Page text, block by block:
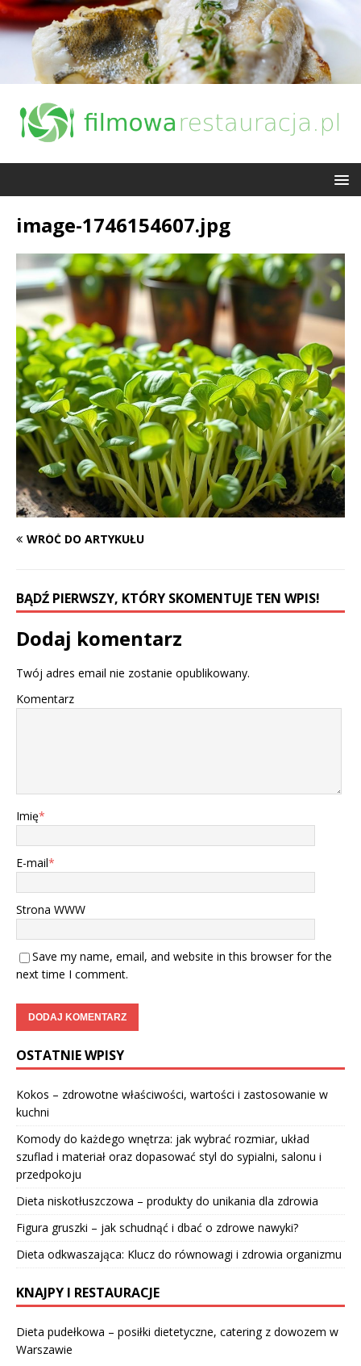
image-1746154607.jpg
WRÓĆ DO ARTYKUŁU
BĄDŹ PIERWSZY, KTÓRY SKOMENTUJE TEN WPIS!
Dodaj komentarz
Twój adres email nie zostanie opublikowany.
Komentarz
Imię*
E-mail*
Strona WWW
Save my name, email, and website in this browser for the
next time I comment.
OSTATNIE WPISY
Kokos – zdrowotne właściwości, wartości i zastosowanie w
kuchni
Komody do każdego wnętrza: jak wybrać rozmiar, układ
szuflad i materiał oraz dopasować styl do sypialni, salonu i
przedpokoju
Dieta niskotłuszczowa – produkty do unikania dla zdrowia
Figura gruszki – jak schudnąć i dbać o zdrowe nawyki?
Dieta odkwaszająca: Klucz do równowagi i zdrowia organizmu
KNAJPY I RESTAURACJE
Dieta pudełkowa – posiłki dietetyczne, catering z dowozem w
Warszawie